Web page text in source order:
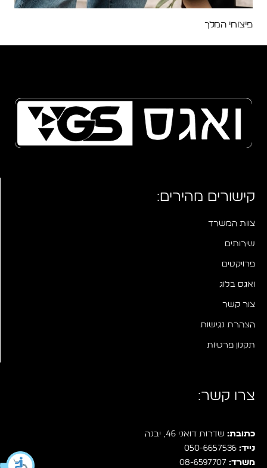
פיצוחי המלך
קישורים מהירים:
צוות המשרד
שירותים
פרויקטים
ואגס בלוג
צור קשר
הצהרת נגישות
תקנון פרטיות
צרו קשר:
כתובת: שדרות דואני 46, יבנה
נייד: 050-6657536
משרד: 08-6597707